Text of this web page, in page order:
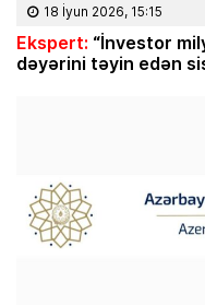
18 İyun 2026, 15:15
Ekspert: “İnvestor
dəyərini təyin edən